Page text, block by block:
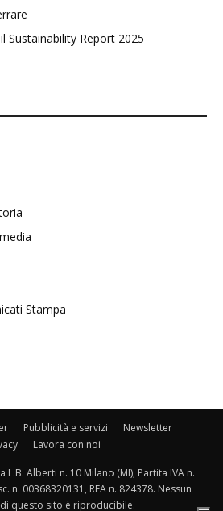
Sustainability Report 2025
Stampa
Pubblicità e servizi
Newsletter
Lavora con noi
L.B. Alberti n. 10 Milano (MI), Partita IVA n.
n. 00368320131, REA n. 824378. Nessun
questo sito è riproducibile.